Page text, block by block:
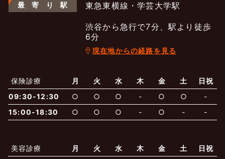
当院からのお知らせ
最新医療トピックス
はじめての方へ
医師の紹介
保険での診療
よくあるご質問
一般診療 美容診療
最 寄 り 駅 東急東横線・学芸大学駅
渋谷から急行で7分、駅より徒歩
6分
現在地からの経路を見る
保険診療 月 火 水 木 金 土
日祝
09:30-12:30
○ ○ ○ - ○ ○
-
15:00-18:30
○ ○ ○ - ○ - -
美容診療 月 火 水 木 金 土
日祝